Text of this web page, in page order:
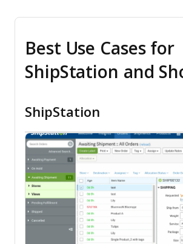
Best Use Cases for
ShipStation and
ShipStation